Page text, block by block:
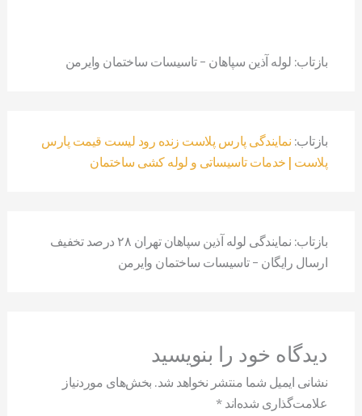
بازتاب: لوله آذین سپاهان - تاسیسات ساختمان وایرمن
بازتاب: نمایندگی پارس پلاست زنده رود لیست قیمت پارس
پلاست | خدمات تاسیساتی و لوله کشی ساختمان
بازتاب: نمایندگی لوله آذین سپاهان تهران ۲۸ درصد تخفیف
ارسال رایگان - تاسیسات ساختمان وایرمن
دیدگاه‌ خود را بنویسید
نشانی ایمیل شما منتشر نخواهد شد. بخش‌های موردنیاز
علامت‌گذاری شده‌اند*